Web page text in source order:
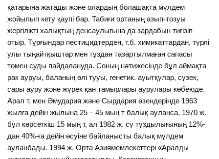
қатарына жатады және олардың болашақта мүлдем
жойылып кету қаупі бар. Табиғи ортаның азып-тозуы
жергілікті халықтың денсаулығына да зардабын тигізіп
отыр. Тұрғындар пестицидтерден, т.б. химикаттардан, түрлі
улы тыңайтқыштар мен тұздан тазартылмаған сапасы
төмен суды пайдалануда. Соның нәтижесінде бұл аймақта
рак ауруы, баланың өлі тууы, генетик. ауытқулар, сүзек,
сары ауру және жүрек қан тамырлары аурулары көбеюде.
Арал т. мен Әмудария және Сырдария өзендерінде 1963
жылға дейін жылына 25 – 45 мың т балық ауланса, 1970 ж.
бұл көрсеткіш 15 мың т, ал 1982 ж. су тұздылығының 12%-
дан 40%-ға дейін өсуіне байланысты балық мүлдем
ауланбады. 1994 ж. Орта Азиямемлекеттері «Аралды